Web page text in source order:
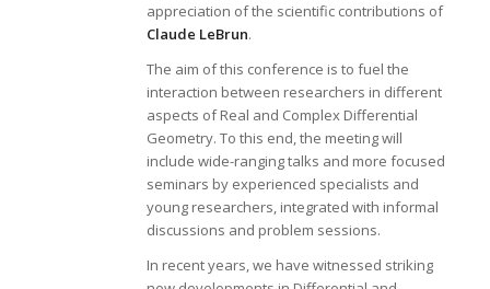
appreciation of the scientific contributions of
Claude LeBrun.
The aim of this conference is to fuel the
interaction between researchers in different
aspects of Real and Complex Differential
Geometry. To this end, the meeting will
include wide-ranging talks and more focused
seminars by experienced specialists and
young researchers, integrated with informal
discussions and problem sessions.
In recent years, we have witnessed striking